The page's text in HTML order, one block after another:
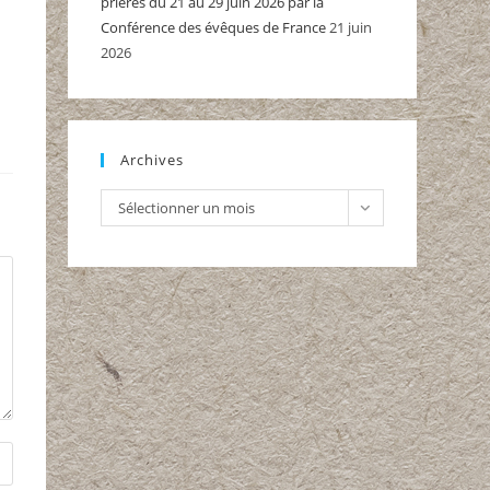
Conférence des évêques de France 21 juin
2026
Archives
Archives
Sélectionner un mois